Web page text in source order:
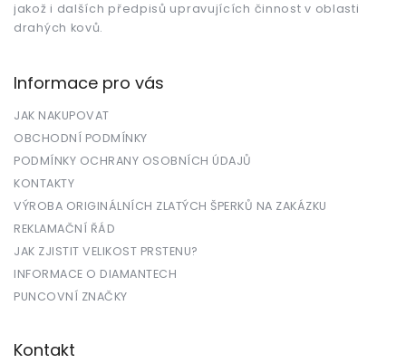
jakož i dalších předpisů upravujících činnost v oblasti
drahých kovů.
Informace pro vás
JAK NAKUPOVAT
OBCHODNÍ PODMÍNKY
PODMÍNKY OCHRANY OSOBNÍCH ÚDAJŮ
KONTAKTY
VÝROBA ORIGINÁLNÍCH ZLATÝCH ŠPERKŮ NA ZAKÁZKU
REKLAMAČNÍ ŘÁD
JAK ZJISTIT VELIKOST PRSTENU?
INFORMACE O DIAMANTECH
PUNCOVNÍ ZNAČKY
Kontakt